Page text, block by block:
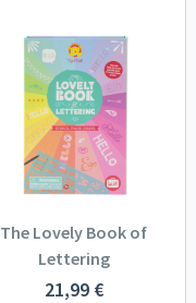
The Lovely Book of
Lettering
21,99 €